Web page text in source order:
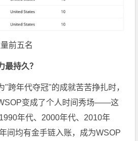
前五名
最持久？
"跨年代夺冠"的成就苦苦挣扎时，
变成了个人时间秀场——这
年代、2000年代、2010年
间均有金手链入账，成为WSOP